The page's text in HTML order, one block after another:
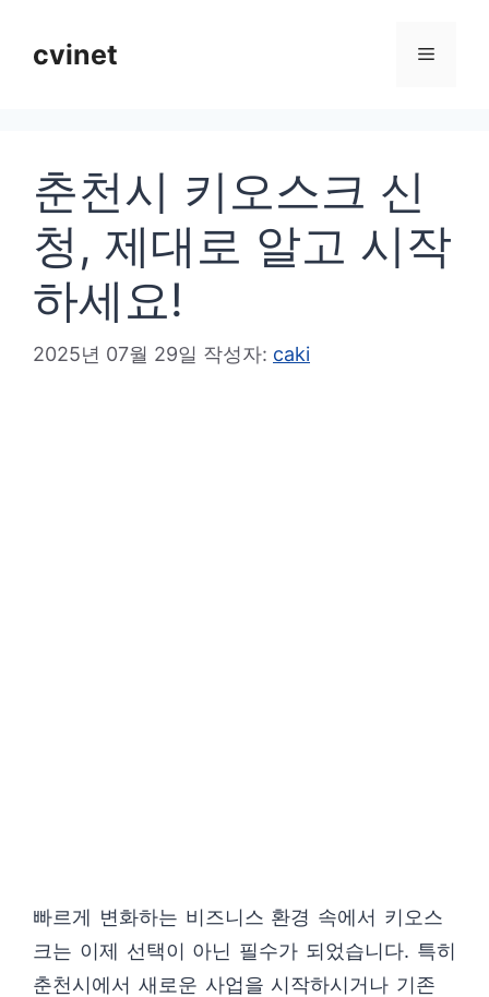
cvinet 메
춘천시 키오스크 신
청, 제대로 알고 시작
하세요!
2025년 07월 29일 작성자: caki
빠르게 변화하는 비즈니스 환경 속에서 키오스
크는 이제 선택이 아닌 필수가 되었습니다. 특히
춘천시에서 새로운 사업을 시작하시거나 기존